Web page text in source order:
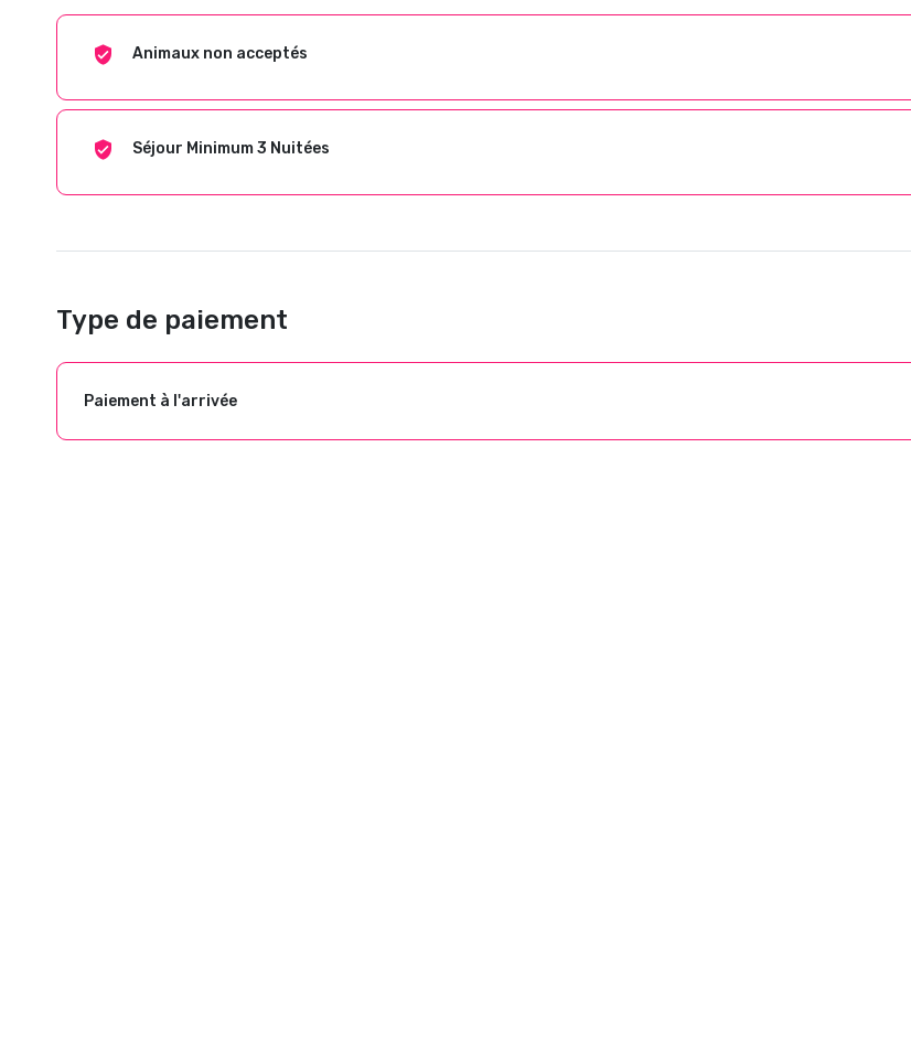
Animaux non acceptés
Séjour Minimum 3 Nuitées
Type de paiement
Paiement à l'arrivée